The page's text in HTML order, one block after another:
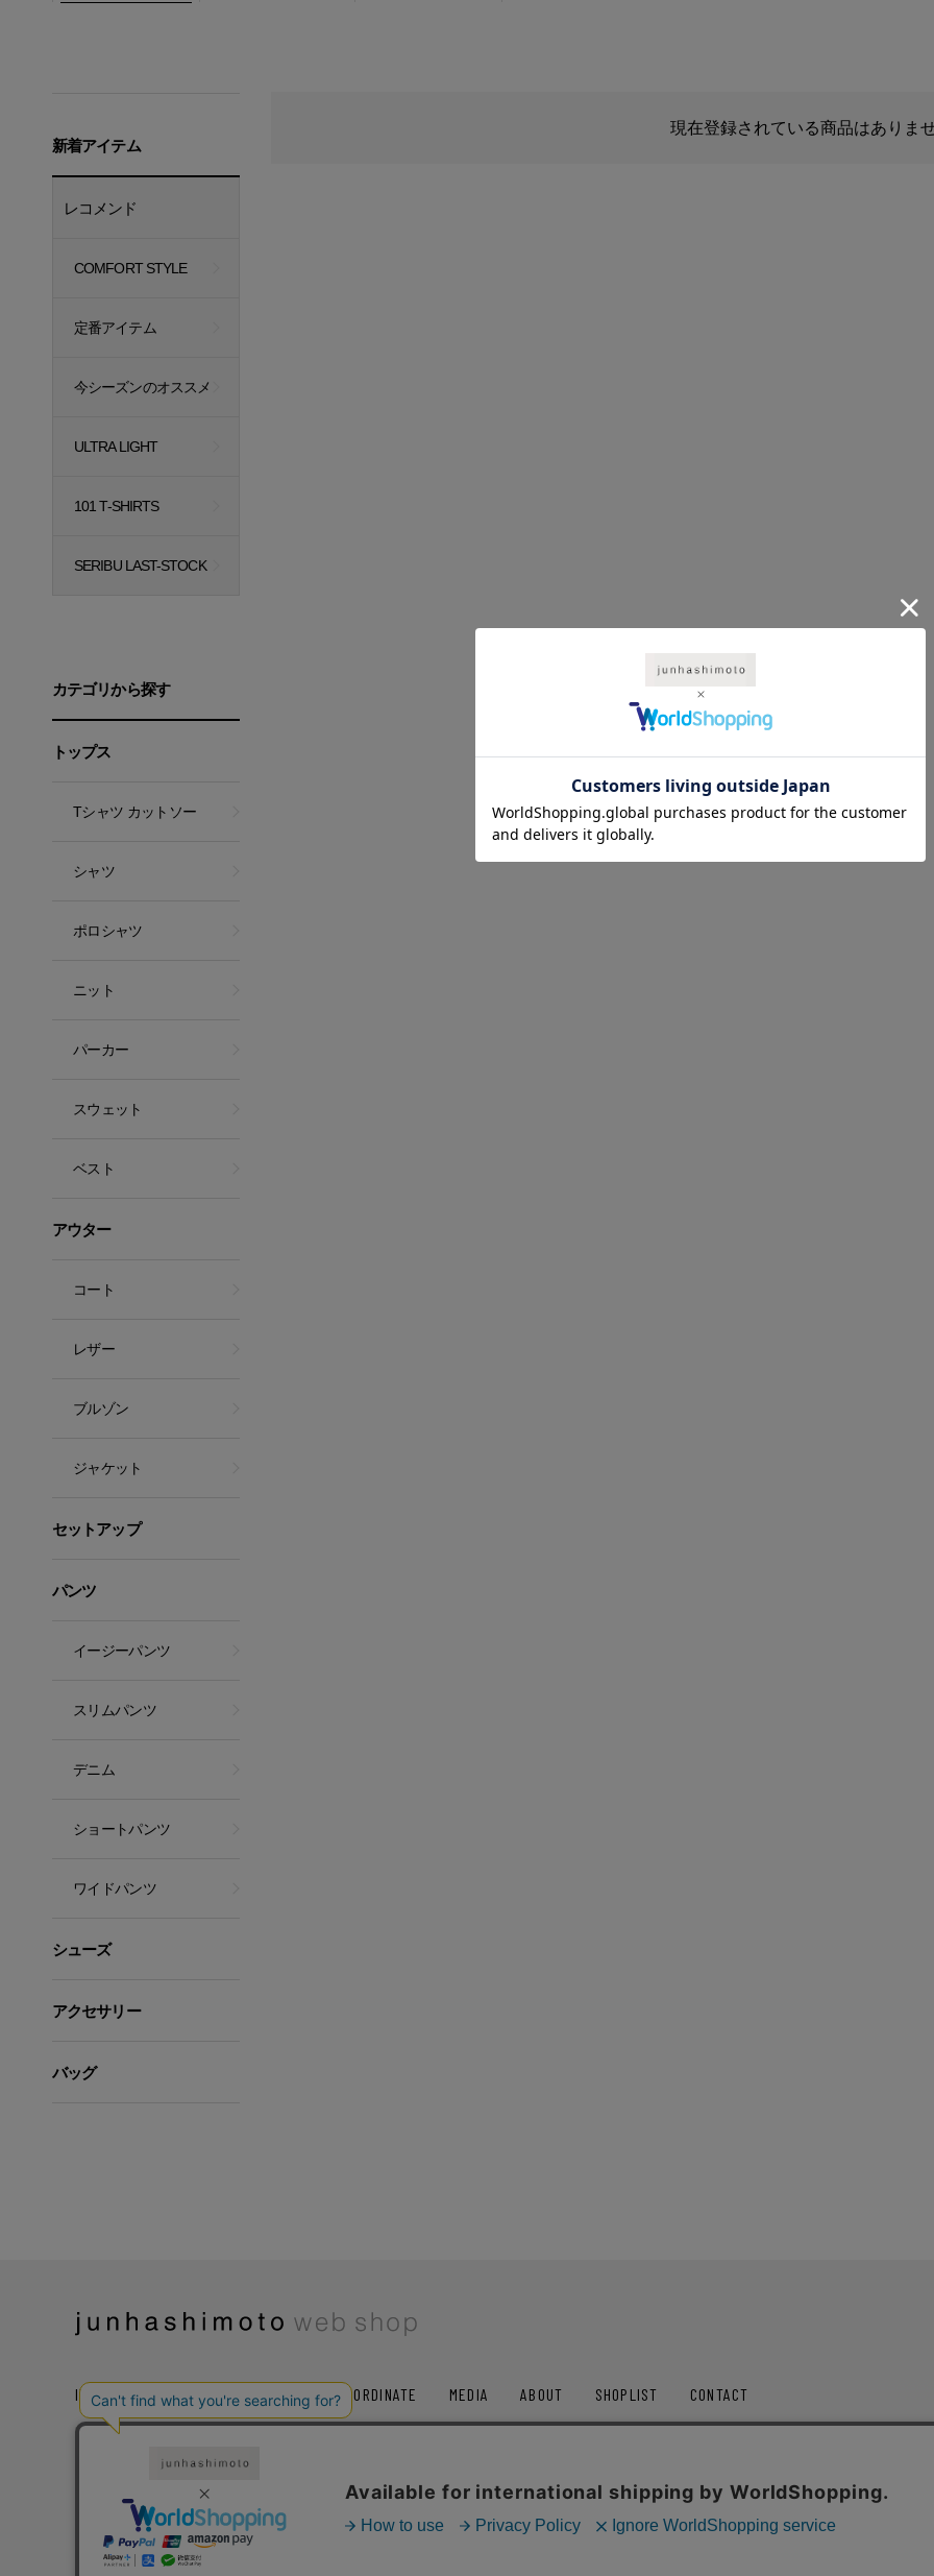
新着アイテム
レコメンド
COMFORT STYLE
定番アイテム
今シーズンのオススメ
ULTRA LIGHT
101 T-SHIRTS
SERIBU LAST-STOCK
カテゴリから探す
トップス
Tシャツ カットソー
シャツ
ポロシャツ
ニット
パーカー
スウェット
ベスト
アウター
コート
レザー
ブルゾン
ジャケット
セットアップ
パンツ
イージーパンツ
スリムパンツ
デニム
ショートパンツ
ワイドパンツ
シューズ
アクセサリー
バッグ
現在登録されている商品はありま
ITEM COLLECTION RANKING COORDINATE MEDIA ABOUT SHOPLIST CONTACT
ショッピングガイド 会社概要 プライバシーポリシー 通信販売法に基づく表記 利用規約